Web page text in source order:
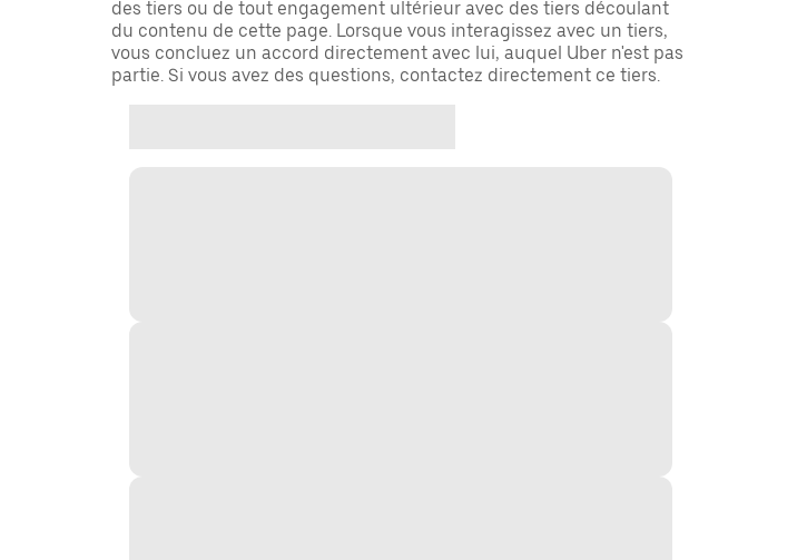
des tiers ou de tout engagement ultérieur avec des tiers découlant
du contenu de cette page. Lorsque vous interagissez avec un tiers,
vous concluez un accord directement avec lui, auquel Uber n'est pas
partie. Si vous avez des questions, contactez directement ce tiers.